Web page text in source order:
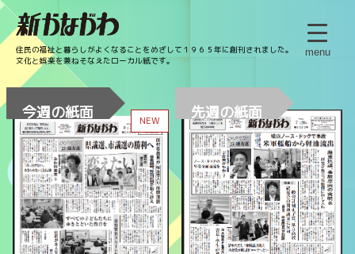
menu
住民の福祉と暮らしがよくなることをめざして１９６５年に創刊されました。
文化と娯楽を兼ねそなえたローカル紙です。
今週の紙面 NEW 先週の紙面